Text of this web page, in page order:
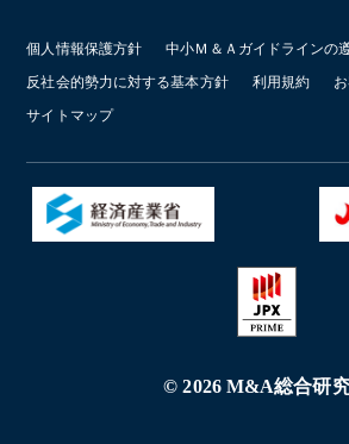
個人情報保護方針
中小Ｍ＆Ａガイドラインの
反社会的勢力に対する基本方針
利用規約
サイトマップ
© 2026 M&A総合研